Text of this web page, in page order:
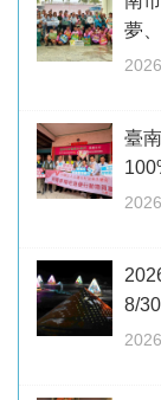
夢
臺
8/30